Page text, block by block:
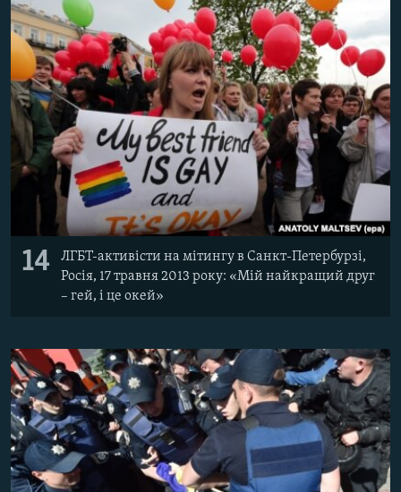
14
ЛГБТ-активісти на мітингу в Санкт-Петербурзі,
Росія, 17 травня 2013 року: «Мій найкращий друг
– гей, і це окей»